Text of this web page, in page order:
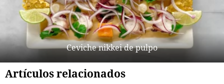
Ceviche nikkei de pulpo
Artículos relacionados